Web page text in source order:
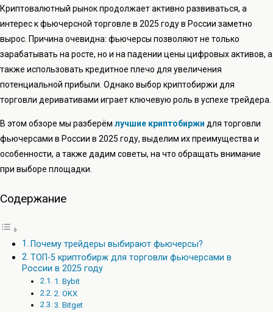
Криптовалютный рынок продолжает активно развиваться, а
интерес к фьючерсной торговле в 2025 году в России заметно
вырос. Причина очевидна: фьючерсы позволяют не только
зарабатывать на росте, но и на падении цены цифровых активов, а
также использовать кредитное плечо для увеличения
потенциальной прибыли. Однако выбор криптобиржи для
торговли деривативами играет ключевую роль в успехе трейдера.
В этом обзоре мы разберём лучшие криптобиржи для торговли
фьючерсами в России в 2025 году, выделим их преимущества и
особенности, а также дадим советы, на что обращать внимание
при выборе площадки.
Содержание
Почему трейдеры выбирают фьючерсы?
ТОП-5 криптобирж для торговли фьючерсами в
России в 2025 году
1. Bybit
2. OKX
3. Bitget